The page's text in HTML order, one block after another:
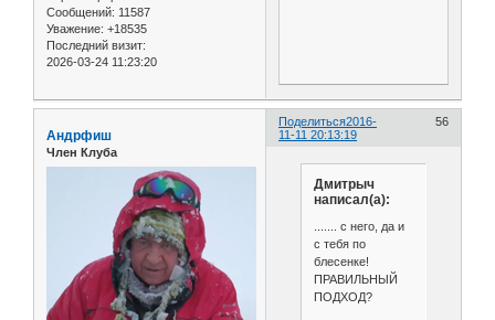
Сообщений: 11587
Уважение: +18535
Последний визит:
2026-03-24 11:23:20
Поделиться 56
2016-
11-11 20:13:19
Андрфиш
Член Клуба
Дмитрыч
написал(а):
....... с него, да и
с тебя по
блесенке!
ПРАВИЛЬНЫЙ
ПОДХОД?